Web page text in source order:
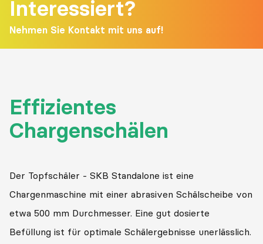
Interessiert?
Nehmen Sie Kontakt mit uns auf!
Effizientes
Chargenschälen
Der Topfschäler - SKB Standalone ist eine
Chargenmaschine mit einer abrasiven Schälscheibe von
etwa 500 mm Durchmesser. Eine gut dosierte
Befüllung ist für optimale Schälergebnisse unerlässlich.